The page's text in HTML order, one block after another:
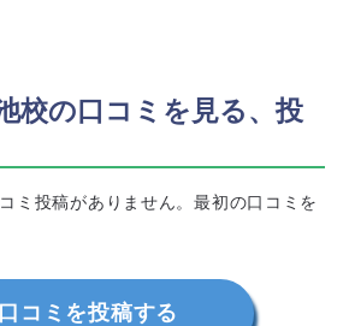
校の口コミを見る、投
ミ投稿がありません。最初の口コミを
コミを投稿する